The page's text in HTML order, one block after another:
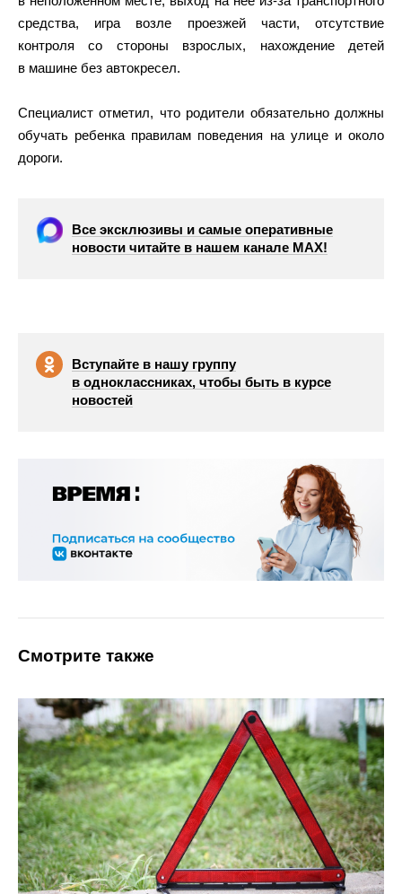
средства, игра возле проезжей части, отсутствие
контроля со стороны взрослых, нахождение детей
в машине без автокресел.
Специалист отметил, что родители обязательно должны
обучать ребенка правилам поведения на улице и около
дороги.
Все эксклюзивы и самые оперативные
новости читайте в нашем канале МАХ!
Вступайте в нашу группу
в одноклассниках, чтобы быть в курсе
новостей
Смотрите также